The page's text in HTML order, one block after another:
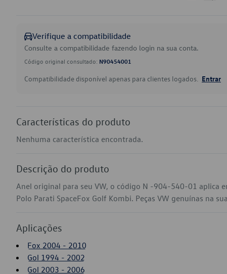
Verifique a compatibilidade
Consulte a compatibilidade fazendo login na sua conta.
Código original consultado: N90454001
Compatibilidade disponível apenas para clientes logados. Entrar
Características do produto
Nenhuma característica encontrada.
Descrição do produto
Anel original para seu VW, o código N -904-540-01 aplica
Polo Parati SpaceFox Golf Kombi. Peças VW genuínas na
Aplicações
Fox 2004 - 2010
Gol 1994 - 2002
Gol 2003 - 2006